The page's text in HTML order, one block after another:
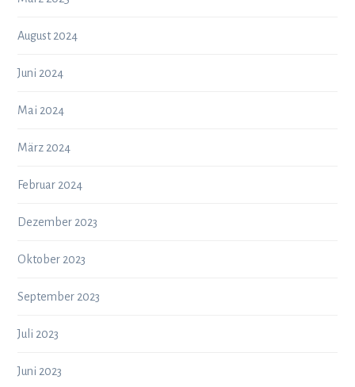
August 2024
Juni 2024
Mai 2024
März 2024
Februar 2024
Dezember 2023
Oktober 2023
September 2023
Juli 2023
Juni 2023